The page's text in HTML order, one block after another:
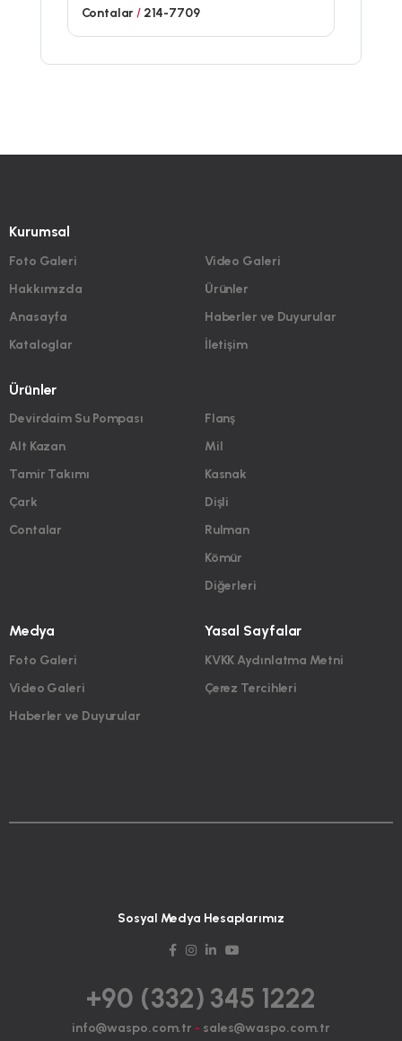
Contalar/214-7709
Kurumsal
Foto Galeri
Hakkımızda
Anasayfa
Kataloglar
Video Galeri
Ürünler
Haberler ve Duyurular
İletişim
Ürünler
Devirdaim Su Pompası
Alt Kazan
Tamir Takımı
Çark
Contalar
Flanş
Mil
Kasnak
Dişli
Rulman
Kömür
Diğerleri
Medya
Foto Galeri
Video Galeri
Haberler ve Duyurular
Yasal Sayfalar
KVKK Aydınlatma Metni
Çerez Tercihleri
Sosyal Medya Hesaplarımız
+90 (332) 345 1222
info@waspo.com.tr - sales@waspo.com.tr